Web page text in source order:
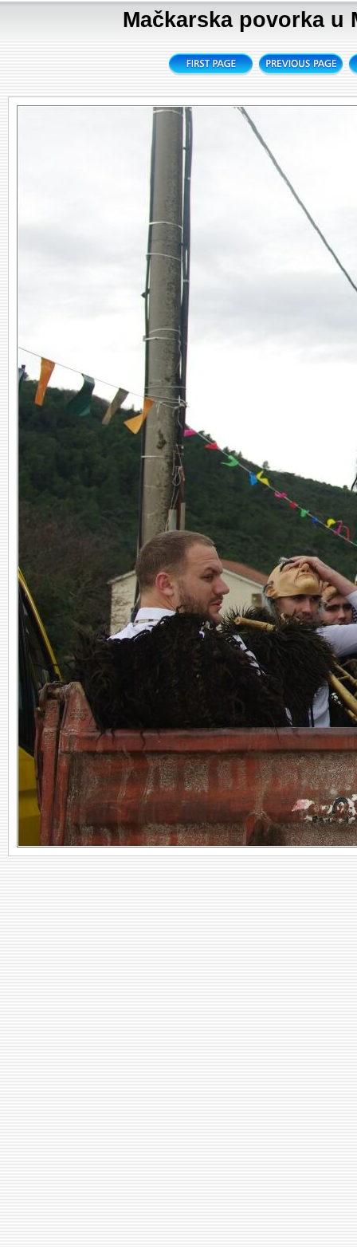
Mačkarska povorka u